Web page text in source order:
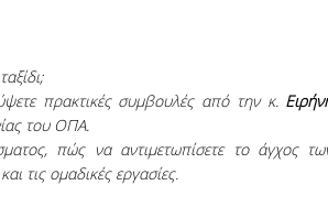
πρακτικές συμβουλές από την κ.
του ΟΠΑ.
πώς να αντιμετωπίσετε το άγχος
τις ομαδικές εργασίες.